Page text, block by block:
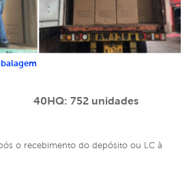
40HQ: 752 unidades
o recebimento do depósito ou LC à